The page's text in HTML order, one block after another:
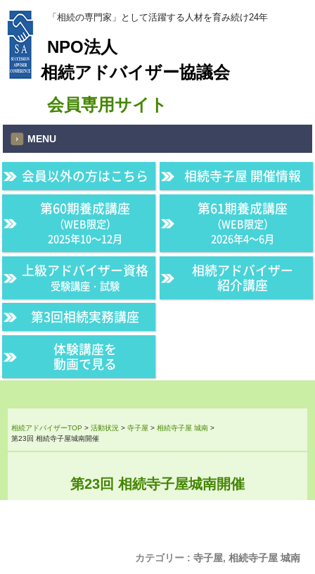
「相続の専門家」として活躍する人材を育み続け24年
NPO法人
相続アドバイザー協議会
会員専用サイト
MENU
会員以外の方はこちら
相続寺子屋 開催情報
第60期養成講座
（WEB限定）
2025年10〜12月
第61期養成講座
（WEB限定）
2026年4〜6月
上級アドバイザー資格
受験講座・試験
第3回相続実務講座
相続アドバイザー
紹介講座
体験講座を
動画で見る
相続アドバイザーTOP >活動状況 >寺子屋 >相続寺子屋 城南 >
第23回 相続寺子屋城南開催
第23回 相続寺子屋城南開催
カテゴリー : 寺子屋, 相続寺子屋 城南